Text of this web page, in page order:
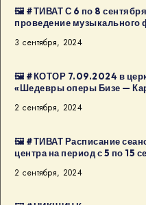
🖼 #ТИВАТ С 6 по 8
проведение музыкального
3 сентября, 2024
🖼 #КОТОР 7.09.2024 в
«Шедевры оперы Бизе —
2 сентября, 2024
🖼 #ТИВАТ Расписание
центра на период с 5 по 15
2 сентября, 2024